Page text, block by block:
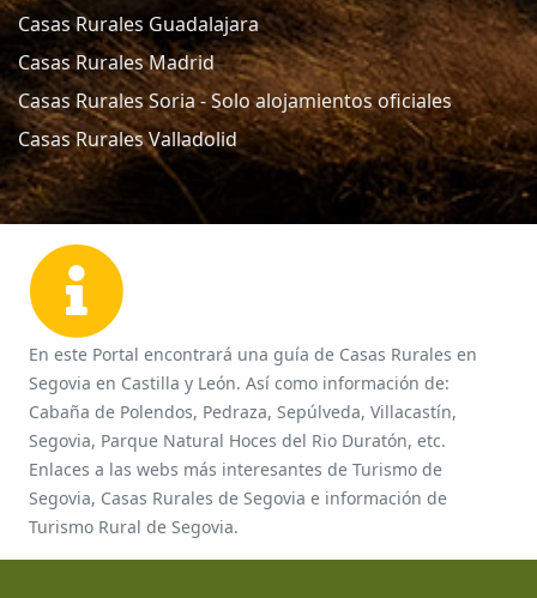
Casas Rurales Guadalajara
Casas Rurales Madrid
Casas Rurales Soria - Solo alojamientos oficiales
Casas Rurales Valladolid
En este Portal encontrará una guía de Casas Rurales en
Segovia en Castilla y León. Así como información de:
Cabaña de Polendos, Pedraza, Sepúlveda, Villacastín,
Segovia, Parque Natural Hoces del Rio Duratón, etc.
Enlaces a las webs más interesantes de Turismo de
Segovia, Casas Rurales de Segovia e información de
Turismo Rural de Segovia.